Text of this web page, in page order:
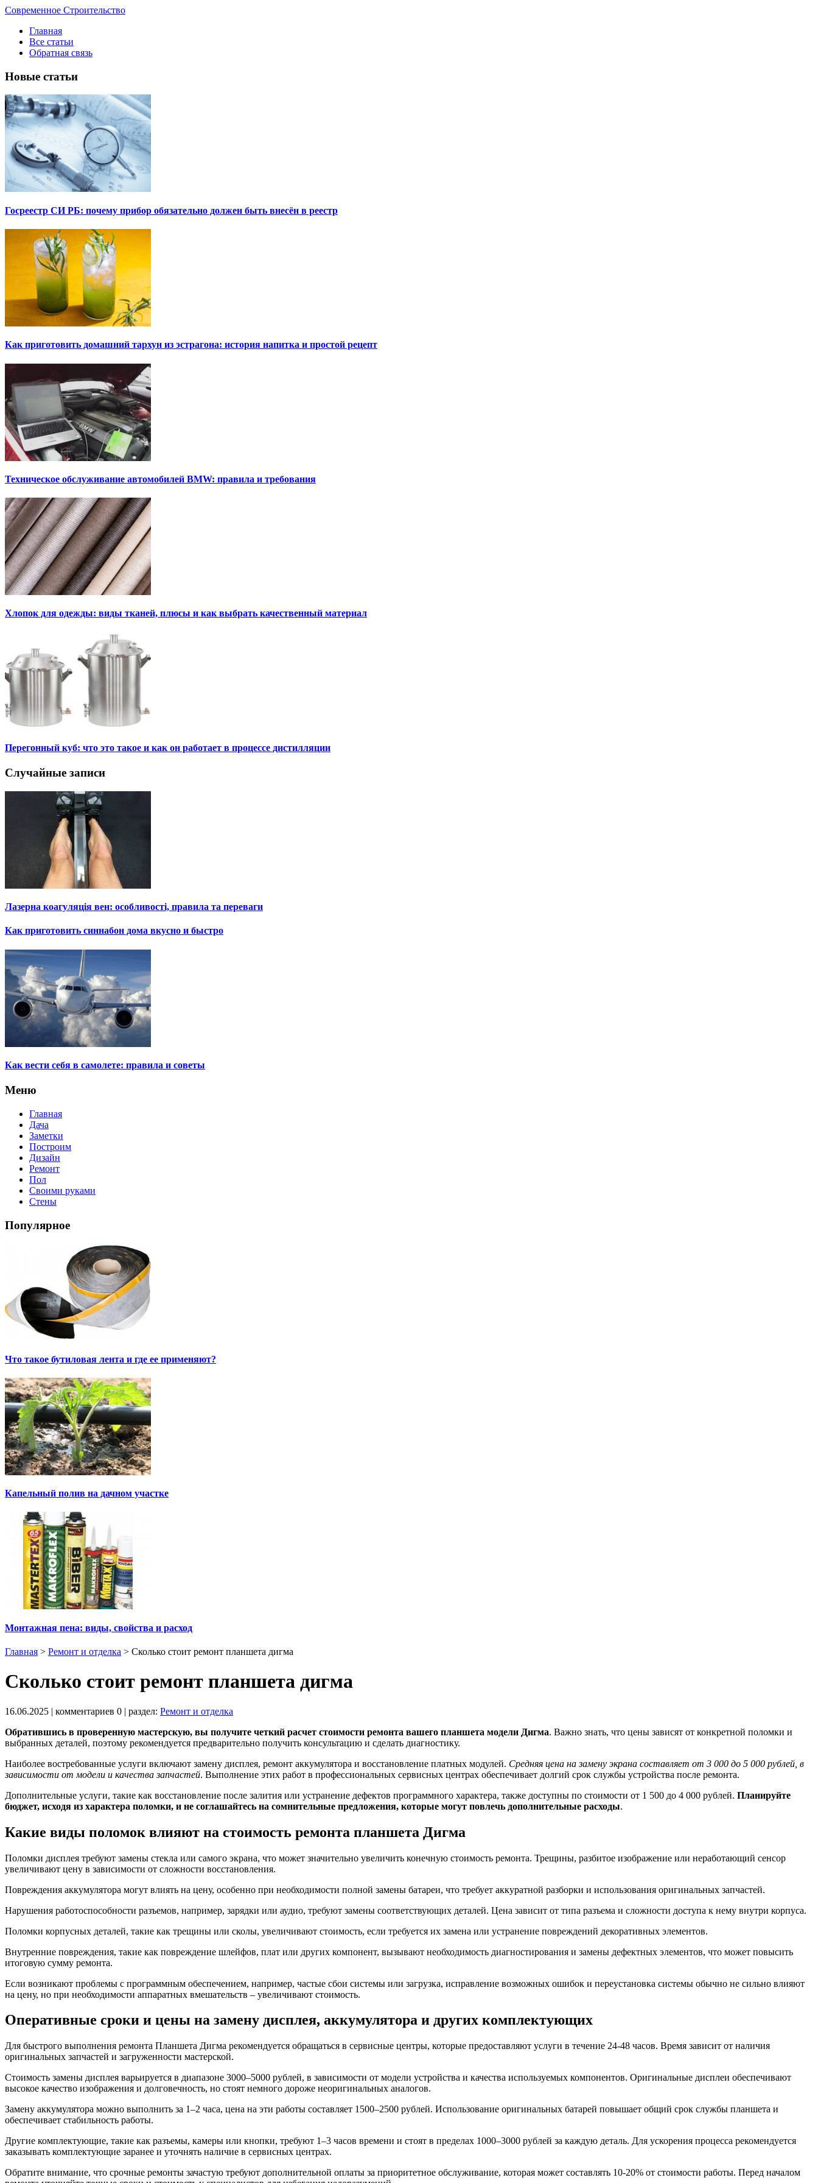
Современное Строительство
Главная
Все статьи
Обратная связь
Новые статьи
Госреестр СИ РБ: почему прибор обязательно должен быть внесён в реестр
Как приготовить домашний тархун из эстрагона: история напитка и простой рецепт
Техническое обслуживание автомобилей BMW: правила и требования
Хлопок для одежды: виды тканей, плюсы и как выбрать качественный материал
Перегонный куб: что это такое и как он работает в процессе дистилляции
Случайные записи
Лазерна коагуляція вен: особливості, правила та переваги
Как приготовить синнабон дома вкусно и быстро
Как вести себя в самолете: правила и советы
Меню
Главная
Дача
Заметки
Построим
Дизайн
Ремонт
Пол
Своими руками
Стены
Популярное
Что такое бутиловая лента и где ее применяют?
Капельный полив на дачном участке
Монтажная пена: виды, свойства и расход
Главная > Ремонт и отделка > Сколько стоит ремонт планшета дигма
Сколько стоит ремонт планшета дигма
16.06.2025 | комментариев 0 | раздел: Ремонт и отделка
Обратившись в проверенную мастерскую, вы получите четкий расчет стоимости ремонта вашего планшета модели Дигма. Важно знать, что цены зависят от конкретной поломки и
выбранных деталей, поэтому рекомендуется предварительно получить консультацию и сделать диагностику.
Наиболее востребованные услуги включают замену дисплея, ремонт аккумулятора и восстановление платных модулей. Средняя цена на замену экрана составляет от 3 000 до 5 000 рублей, в
зависимости от модели и качества запчастей. Выполнение этих работ в профессиональных сервисных центрах обеспечивает долгий срок службы устройства после ремонта.
Дополнительные услуги, такие как восстановление после залития или устранение дефектов программного характера, также доступны по стоимости от 1 500 до 4 000 рублей. Планируйте
бюджет, исходя из характера поломки, и не соглашайтесь на сомнительные предложения, которые могут повлечь дополнительные расходы.
Какие виды поломок влияют на стоимость ремонта планшета Дигма
Поломки дисплея требуют замены стекла или самого экрана, что может значительно увеличить конечную стоимость ремонта. Трещины, разбитое изображение или неработающий сенсор
увеличивают цену в зависимости от сложности восстановления.
Повреждения аккумулятора могут влиять на цену, особенно при необходимости полной замены батареи, что требует аккуратной разборки и использования оригинальных запчастей.
Нарушения работоспособности разъемов, например, зарядки или аудио, требуют замены соответствующих деталей. Цена зависит от типа разъема и сложности доступа к нему внутри корпуса.
Поломки корпусных деталей, такие как трещины или сколы, увеличивают стоимость, если требуется их замена или устранение повреждений декоративных элементов.
Внутренние повреждения, такие как повреждение шлейфов, плат или других компонент, вызывают необходимость диагностирования и замены дефектных элементов, что может повысить
итоговую сумму ремонта.
Если возникают проблемы с программным обеспечением, например, частые сбои системы или загрузка, исправление возможных ошибок и переустановка системы обычно не сильно влияют
на цену, но при необходимости аппаратных вмешательств – увеличивают стоимость.
Оперативные сроки и цены на замену дисплея, аккумулятора и других комплектующих
Для быстрого выполнения ремонта Планшета Дигма рекомендуется обращаться в сервисные центры, которые предоставляют услуги в течение 24-48 часов. Время зависит от наличия
оригинальных запчастей и загруженности мастерской.
Стоимость замены дисплея варьируется в диапазоне 3000–5000 рублей, в зависимости от модели устройства и качества используемых компонентов. Оригинальные дисплеи обеспечивают
высокое качество изображения и долговечность, но стоят немного дороже неоригинальных аналогов.
Замену аккумулятора можно выполнить за 1–2 часа, цена на эти работы составляет 1500–2500 рублей. Использование оригинальных батарей повышает общий срок службы планшета и
обеспечивает стабильность работы.
Другие комплектующие, такие как разъемы, камеры или кнопки, требуют 1–3 часов времени и стоят в пределах 1000–3000 рублей за каждую деталь. Для ускорения процесса рекомендуется
заказывать комплектующие заранее и уточнять наличие в сервисных центрах.
Обратите внимание, что срочные ремонты зачастую требуют дополнительной оплаты за приоритетное обслуживание, которая может составлять 10-20% от стоимости работы. Перед началом